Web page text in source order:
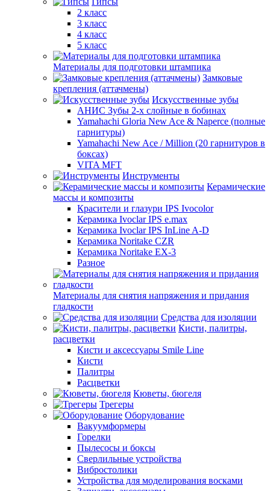
2 класс
3 класс
4 класс
5 класс
Материалы для подготовки штампика
Замковые
крепления (аттачмены)
Искусственные зубы
АНИС Зубы 2-х слойные в бобинах
Yamahachi Gloria New Ace & Naperce (полные
гарнитуры)
Yamahachi New Ace / Million (20 гарнитуров в
боксах)
VITA MFT
Инструменты
Керамические
массы и композиты
Красители и глазури IPS Ivocolor
Керамика Ivoclar IPS e.max
Керамика Ivoclar IPS InLine A-D
Керамика Noritake CZR
Керамика Noritake EX-3
Разное
Материалы для снятия напряжения и придания
гладкости
Средства для изоляции
Кисти, палитры,
расцветки
Кисти и аксессуары Smile Line
Кисти
Палитры
Расцветки
Кюветы, бюгеля
Трегеры
Оборудование
Вакуумформеры
Горелки
Пылесосы и боксы
Сверлильные устройства
Вибростолики
Устройства для моделирования восками